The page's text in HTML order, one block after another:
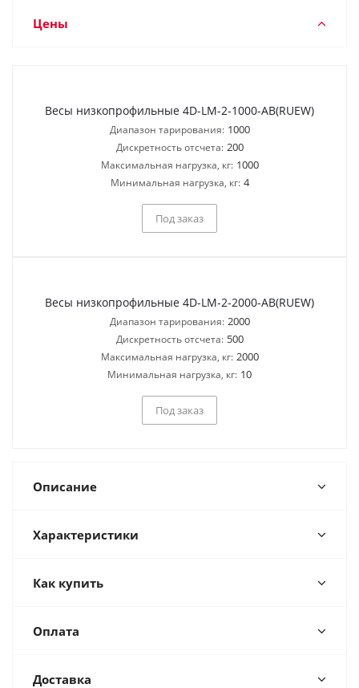
Цены
Весы низкопрофильные 4D-LM-2-1000-AB(RUEW)
Диапазон тарирования: 1000
Дискретность отсчета: 200
Максимальная нагрузка, кг: 1000
Минимальная нагрузка, кг: 4
Под заказ
Весы низкопрофильные 4D-LM-2-2000-AB(RUEW)
Диапазон тарирования: 2000
Дискретность отсчета: 500
Максимальная нагрузка, кг: 2000
Минимальная нагрузка, кг: 10
Под заказ
Описание
Характеристики
Как купить
Оплата
Доставка